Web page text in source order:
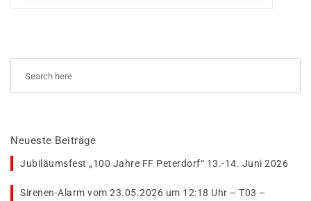
Neueste Beiträge
Jubiläumsfest „100 Jahre FF Peterdorf“ 13.-14. Juni 2026
Sirenen-Alarm vom 23.05.2026 um 12:18 Uhr – T03 –